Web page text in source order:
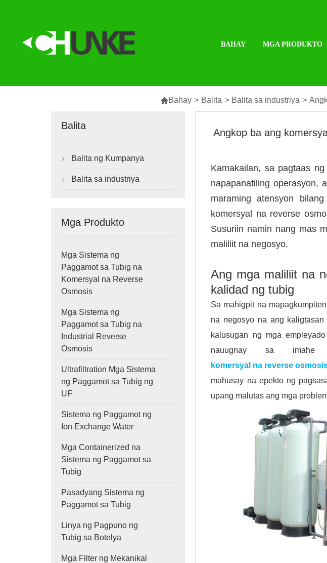
BAHAY MGA PRODUKTO
Bahay > Balita > Balita sa industriya >
Balita
 Balita ng Kumpanya
 Balita sa industriya
Mga Produkto
Mga Sistema ng
Paggamot sa Tubig na
Komersyal na Reverse
Osmosis
Mga Sistema ng
Paggamot sa Tubig na
Industrial Reverse
Osmosis
Ultrafiltration Mga Sistema
ng Paggamot sa Tubig ng
UF
Sistema ng Paggamot ng
Ion Exchange Water
Mga Containerized na
Sistema ng Paggamot sa
Tubig
Pasadyang Sistema ng
Paggamot sa Tubig
Linya ng Pagpuno ng
Tubig sa Botelya
Mga Filter ng Mekanikal
Angkop ba ang
Kamakailan, sa pagtaas
napapanatiling operasyon,
maraming atensyon
komersyal na reverse
Susuriin namin nang mas
maliliit na negosyo.
Ang mga maliliit na
kalidad ng tubig
Sa mahigpit na
na negosyo na ang
kalusugan ng mga
nauugnay sa imahe
komersyal na reverse
mahusay na epekto ng
upang malutas ang mga